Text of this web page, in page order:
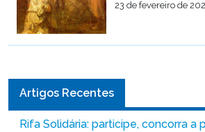
23 de fevereiro de
Artigos Recentes
Rifa Solidária: participe, concorra a